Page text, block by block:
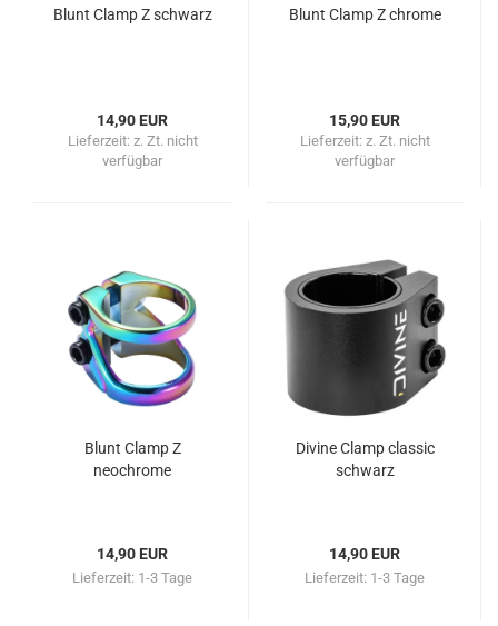
Blunt Clamp Z schwarz
14,90 EUR
Lieferzeit: z. Zt. nicht
verfügbar
Blunt Clamp Z chrome
15,90 EUR
Lieferzeit: z. Zt. nicht
verfügbar
Blunt Clamp Z
neochrome
14,90 EUR
Lieferzeit: 1-3 Tage
Divine Clamp classic
schwarz
14,90 EUR
Lieferzeit: 1-3 Tage